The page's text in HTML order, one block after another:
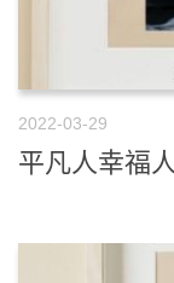
2022-03-29
平凡人幸福